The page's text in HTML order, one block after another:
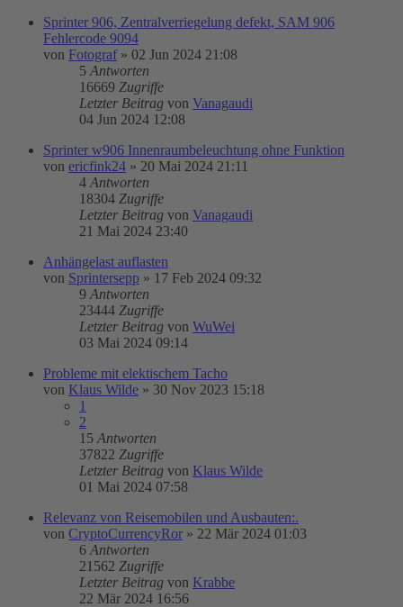
Sprinter 906, Zentralverriegelung defekt, SAM 906
Fehlercode 9094
von Fotograf » 02 Jun 2024 21:08
5 Antworten
16669 Zugriffe
Letzter Beitrag von Vanagaudi
04 Jun 2024 12:08
Sprinter w906 Innenraumbeleuchtung ohne Funktion
von ericfink24 » 20 Mai 2024 21:11
4 Antworten
18304 Zugriffe
Letzter Beitrag von Vanagaudi
21 Mai 2024 23:40
Anhängelast auflasten
von Sprintersepp » 17 Feb 2024 09:32
9 Antworten
23444 Zugriffe
Letzter Beitrag von WuWei
03 Mai 2024 09:14
Probleme mit elektischem Tacho
von Klaus Wilde » 30 Nov 2023 15:18
1
2
15 Antworten
37822 Zugriffe
Letzter Beitrag von Klaus Wilde
01 Mai 2024 07:58
Relevanz von Reisemobilen und Ausbauten:.
von CryptoCurrencyRor » 22 Mär 2024 01:03
6 Antworten
21562 Zugriffe
Letzter Beitrag von Krabbe
22 Mär 2024 16:56